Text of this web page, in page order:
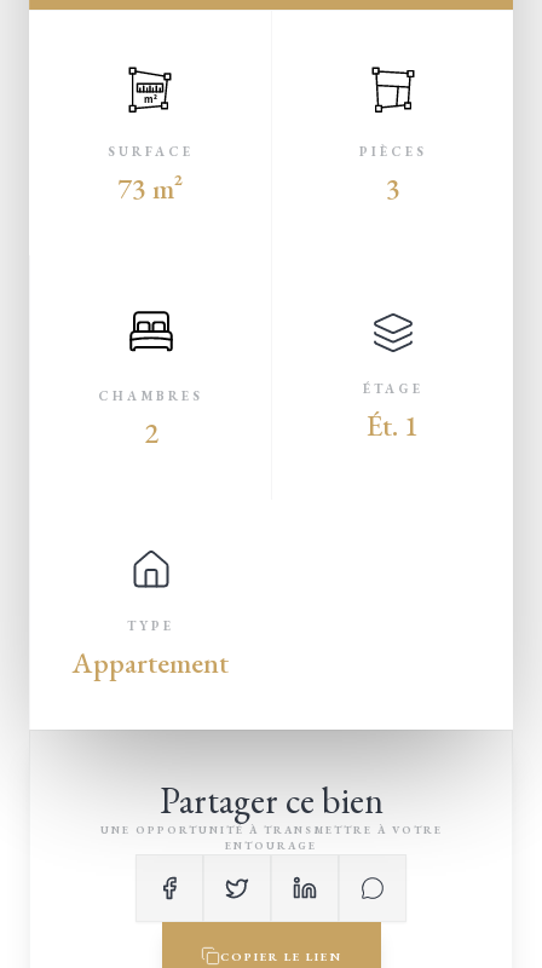
m²
SURFACE
73 m²
PIÈCES
3
CHAMBRES
2
ÉTAGE
Ét. 1
TYPE
Appartement
Partager ce bien
UNE OPPORTUNITÉ À TRANSMETTRE À VOTRE
ENTOURAGE
COPIER LE LIEN